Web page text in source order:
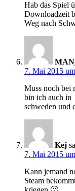
Hab das Spiel
Downloadzeit
Weg nach
7. Mai 2015
Muss noch bei
bin ich auch in
schweden und
Kej
7. Mai 2015
Kann jemand
Steam